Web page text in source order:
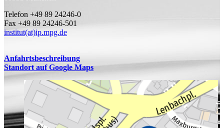
Telefon +49 89 24246-0
Fax +49 89 24246-501
institut(at)ip.mpg.de
Anfahrtsbeschreibung
Standort auf Google Maps